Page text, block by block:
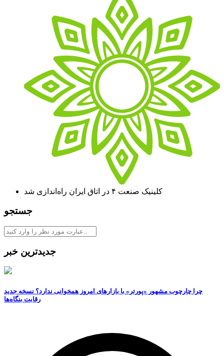
کلینیک صنعت ۴ در اتاق ایران راه‌اندازی شد
جستجو
جدیدترین خبر
چرا چارچوب مشهور «پورتر» با بازارهای امروز همخوانی ندارد؟ نسخه جدید
رقابت‌ بنگاه‌ها